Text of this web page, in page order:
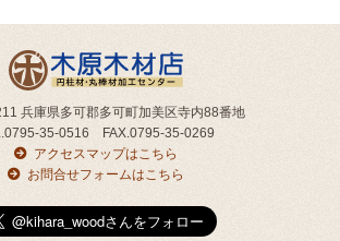
兵庫県多可郡多可町加美区寺内88番地
35-0516 FAX.0795-35-0269
アクセスマップはこちら
お問合せフォームはこちら